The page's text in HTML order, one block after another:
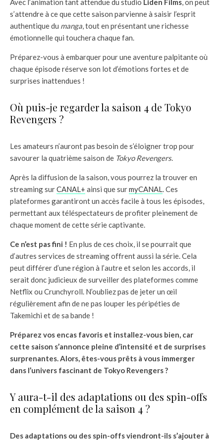
Avec l’animation tant attendue du studio Liden Films, on peut
s’attendre à ce que cette saison parvienne à saisir l’esprit
authentique du manga, tout en présentant une richesse
émotionnelle qui touchera chaque fan.
Préparez-vous à embarquer pour une aventure palpitante où
chaque épisode réserve son lot d’émotions fortes et de
surprises inattendues !
Où puis-je regarder la saison 4 de Tokyo
Revengers ?
Les amateurs n’auront pas besoin de s’éloigner trop pour
savourer la quatrième saison de Tokyo Revengers.
Après la diffusion de la saison, vous pourrez la trouver en
streaming surCANAL+ ainsi que surmyCANAL. Ces
plateformes garantiront un accès facile à tous les épisodes,
permettant aux téléspectateurs de profiter pleinement de
chaque moment de cette série captivante.
Ce n’est pas fini ! En plus de ces choix, il se pourrait que
d’autres services de streaming offrent aussi la série. Cela
peut différer d’une région à l’autre et selon les accords, il
serait donc judicieux de surveiller des plateformes comme
Netflix ou Crunchyroll. N’oubliez pas de jeter un œil
régulièrement afin de ne pas louper les péripéties de
Takemichi et de sa bande !
Préparez vos encas favoris et installez-vous bien, car
cette saison s’annonce pleine d’intensité et de surprises
surprenantes. Alors, êtes-vous prêts à vous immerger
dans l’univers fascinant de Tokyo Revengers ?
Y aura-t-il des adaptations ou des spin-offs
en complément de la saison 4 ?
Des adaptations ou des spin-offs viendront-ils s’ajouter à